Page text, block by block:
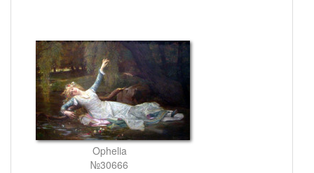
Ophelia
№30666